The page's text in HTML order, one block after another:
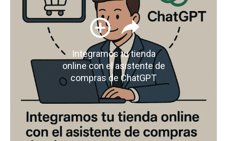
Integramos tu tienda
online con el asistente de
compras de ChatGPT